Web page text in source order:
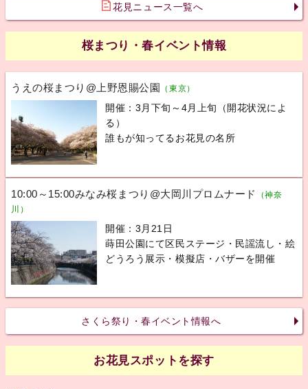
花見ニュース一覧へ
桜まつり・春イベント情報
うえの桜まつり@上野恩賜公園 （東京）
開催：3月下旬～4月上旬（開花状況によ
る）
誰もが知ってるお花見の名所
10:00～15:00みなみ桜まつり@大岡川プロムナード
（神奈
川）
開催：3月21日
蒔田公園にて区民ステージ・民謡流し・絵
どうろう展示・模擬店・バザーを開催
さくら祭り・春イベント情報へ
お花見スポットを探す